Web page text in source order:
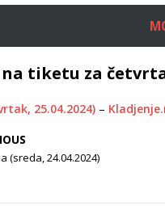
tiketu za
25.04.2024) –
(sreda, 24.04.2024)